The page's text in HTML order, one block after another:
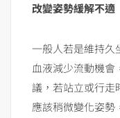
改變姿勢緩解不適
一般人若是維持
血液減少流動機
議，若站立或行走
應該稍微變化姿勢